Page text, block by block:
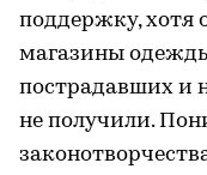
поддержку, хотя
магазины
пострадавших и
не получили.